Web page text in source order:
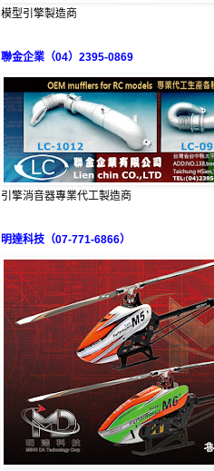
模型引擎製造商
聯金企業（04）2395-0869
引擎消音器專業代工製造商
明達科技（07-771-6866）